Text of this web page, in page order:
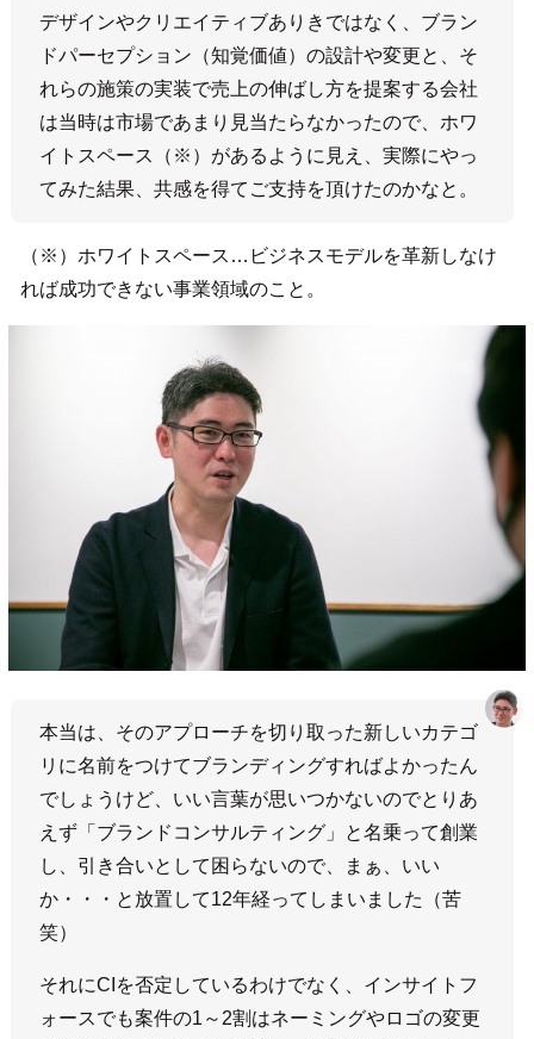
デザインやクリエイティブありきではなく、ブラン
ドパーセプション（知覚価値）の設計や変更と、そ
れらの施策の実装で売上の伸ばし方を提案する会社
は当時は市場であまり見当たらなかったので、ホワ
イトスペース（※）があるように見え、実際にやっ
てみた結果、共感を得てご支持を頂けたのかなと。
（※）ホワイトスペース…ビジネスモデルを革新しなけ
れば成功できない事業領域のこと。
本当は、そのアプローチを切り取った新しいカテゴ
リに名前をつけてブランディングすればよかったん
でしょうけど、いい言葉が思いつかないのでとりあ
えず「ブランドコンサルティング」と名乗って創業
し、引き合いとして困らないので、まぁ、いい
か・・・と放置して12年経ってしまいました（苦
笑）
それにCIを否定しているわけでなく、インサイトフ
ォースでも案件の1～2割はネーミングやロゴの変更